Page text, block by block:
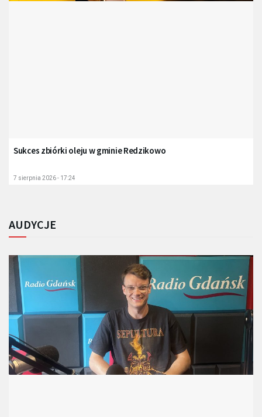
Sukces zbiórki oleju w gminie Redzikowo
7 sierpnia 2026 - 17:24
AUDYCJE